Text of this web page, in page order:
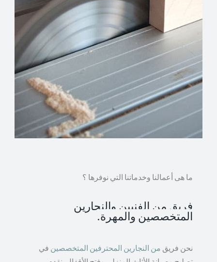
ما هى أعمالنا وخدماتنا التي نوفرها ؟
فريق من الفنيين والنجارين
المتخصصين والمهرة.
نحن فريق من النجارين المحترفين المتخصصين في